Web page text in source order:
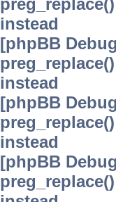
instead
[phpBB
instead
[phpBB
instead
[phpBB